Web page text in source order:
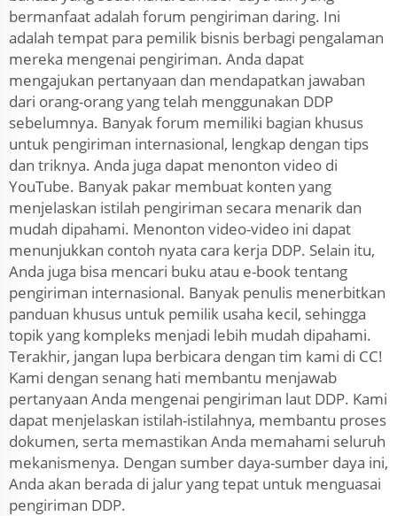
bermanfaat adalah forum pengiriman daring. Ini
adalah tempat para pemilik bisnis berbagi pengalaman
mereka mengenai pengiriman. Anda dapat
mengajukan pertanyaan dan mendapatkan jawaban
dari orang-orang yang telah menggunakan DDP
sebelumnya. Banyak forum memiliki bagian khusus
untuk pengiriman internasional, lengkap dengan tips
dan triknya. Anda juga dapat menonton video di
YouTube. Banyak pakar membuat konten yang
menjelaskan istilah pengiriman secara menarik dan
mudah dipahami. Menonton video-video ini dapat
menunjukkan contoh nyata cara kerja DDP. Selain itu,
Anda juga bisa mencari buku atau e-book tentang
pengiriman internasional. Banyak penulis menerbitkan
panduan khusus untuk pemilik usaha kecil, sehingga
topik yang kompleks menjadi lebih mudah dipahami.
Terakhir, jangan lupa berbicara dengan tim kami di CC!
Kami dengan senang hati membantu menjawab
pertanyaan Anda mengenai pengiriman laut DDP. Kami
dapat menjelaskan istilah-istilahnya, membantu proses
dokumen, serta memastikan Anda memahami seluruh
mekanismenya. Dengan sumber daya-sumber daya ini,
Anda akan berada di jalur yang tepat untuk menguasai
pengiriman DDP.